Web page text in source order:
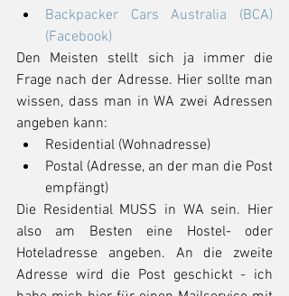
Backpacker Cars Australia (BCA)
(Facebook)
Den Meisten stellt sich ja immer die
Frage nach der Adresse. Hier sollte man
wissen, dass man in WA zwei Adressen
angeben kann:
Residential (Wohnadresse)
Postal (Adresse, an der man die Post
empfängt)
Die Residential MUSS in WA sein. Hier
also am Besten eine Hostel- oder
Hoteladresse angeben. An die zweite
Adresse wird die Post geschickt - ich